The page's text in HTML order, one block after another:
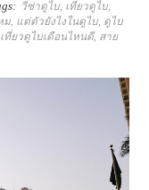
วีซ่าดูไบ, เที่ยวดูไบ,
ม, แต่ตัวยังไงในดูไบ, ดูไบ
เที่ยวดูไบเดือนไหนดี, สาย